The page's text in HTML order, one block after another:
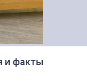
и факты